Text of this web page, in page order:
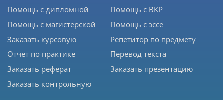
Помощь с дипломной
Помощь с магистерской
Заказать курсовую
Отчет по практике
Заказать реферат
Заказать контрольную
Помощь с ВКР
Помощь с эссе
Репетитор по предмету
Перевод текста
Заказать презентацию